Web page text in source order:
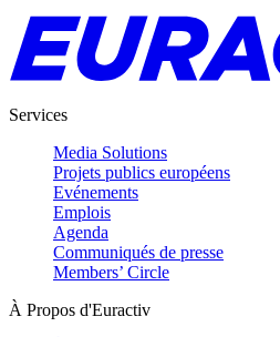
Services
Media Solutions
Projets publics européens
Evénements
Emplois
Agenda
Communiqués de presse
Members’ Circle
À Propos d'Euractiv